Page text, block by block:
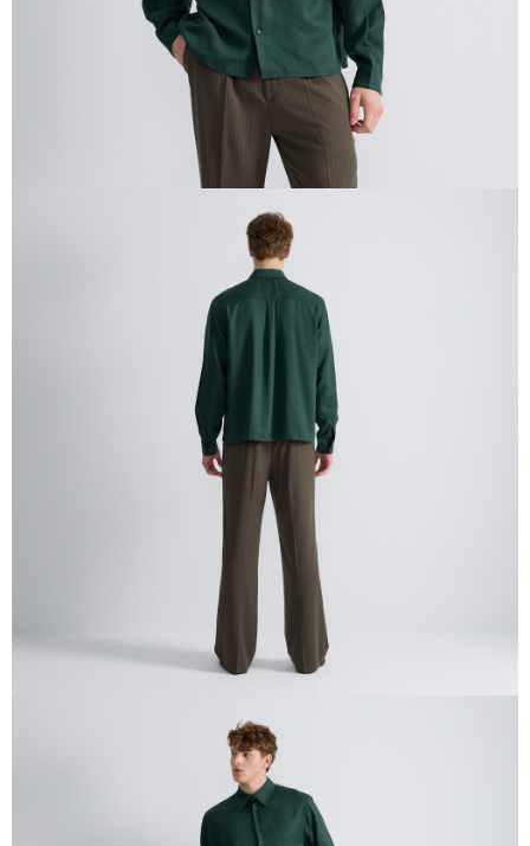
請求用戶進行身份認證。
５．嚴禁一人註冊多個帳號或使用他人資訊註冊。若發現惡意使用之情形，
恩沛科技股份有限公司將有權停止該用戶之使用額度並採取法律行動。